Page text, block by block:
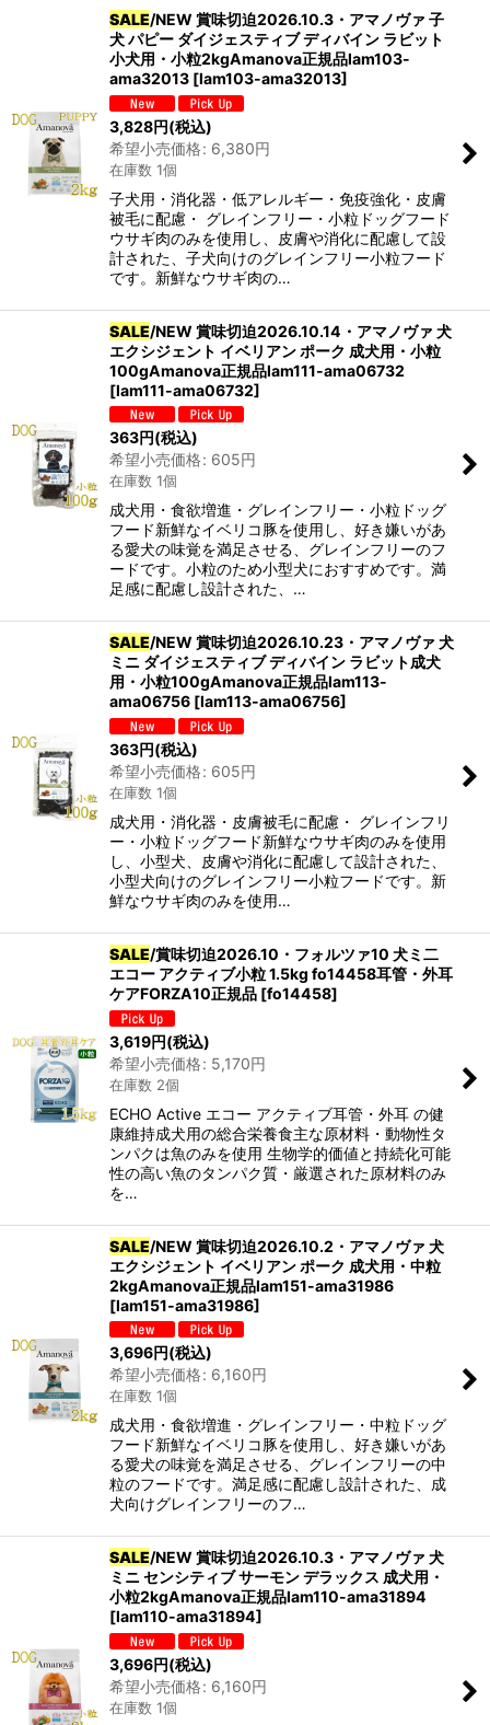
SALE/NEW 賞味切迫2026.10.3・アマノヴァ 子
犬 パピー ダイジェスティブ ディバイン ラビット
小犬用・小粒2kgAmanova正規品lam103-
ama32013 [lam103-ama32013]
3,828円(税込)
希望小売価格: 6,380円
在庫数 1個
子犬用・消化器・低アレルギー・免疫強化・皮膚
被毛に配慮・ グレインフリー・小粒ドッグフード
ウサギ肉のみを使用し、皮膚や消化に配慮して設
計された、子犬向けのグレインフリー小粒フード
です。新鮮なウサギ肉の…
SALE/NEW 賞味切迫2026.10.14・アマノヴァ 犬
エクシジェント イベリアン ポーク 成犬用・小粒
100gAmanova正規品lam111-ama06732
[lam111-ama06732]
363円(税込)
希望小売価格: 605円
在庫数 1個
成犬用・食欲増進・グレインフリー・小粒ドッグ
フード新鮮なイベリコ豚を使用し、好き嫌いがあ
る愛犬の味覚を満足させる、グレインフリーのフ
ードです。小粒のため小型犬におすすめです。満
足感に配慮し設計された、…
SALE/NEW 賞味切迫2026.10.23・アマノヴァ 犬
ミニ ダイジェスティブ ディバイン ラビット成犬
用・小粒100gAmanova正規品lam113-
ama06756 [lam113-ama06756]
363円(税込)
希望小売価格: 605円
在庫数 1個
成犬用・消化器・皮膚被毛に配慮・ グレインフリ
ー・小粒ドッグフード新鮮なウサギ肉のみを使用
し、小型犬、皮膚や消化に配慮して設計された、
小型犬向けのグレインフリー小粒フードです。新
鮮なウサギ肉のみを使用…
SALE/賞味切迫2026.10・フォルツァ10 犬ミ二
エコー アクティブ小粒 1.5kg fo14458耳管・外耳
ケアFORZA10正規品 [fo14458]
3,619円(税込)
希望小売価格: 5,170円
在庫数 2個
ECHO Active エコー アクティブ耳管・外耳 の健
康維持成犬用の総合栄養食主な原材料・動物性タ
ンパクは魚のみを使用 生物学的価値と持続化可能
性の高い魚のタンパク質・厳選された原材料のみ
を…
SALE/NEW 賞味切迫2026.10.2・アマノヴァ 犬
エクシジェント イベリアン ポーク 成犬用・中粒
2kgAmanova正規品lam151-ama31986
[lam151-ama31986]
3,696円(税込)
希望小売価格: 6,160円
在庫数 1個
成犬用・食欲増進・グレインフリー・中粒ドッグ
フード新鮮なイベリコ豚を使用し、好き嫌いがあ
る愛犬の味覚を満足させる、グレインフリーの中
粒のフードです。満足感に配慮し設計された、成
犬向けグレインフリーのフ…
SALE/NEW 賞味切迫2026.10.3・アマノヴァ 犬
ミニ センシティブ サーモン デラックス 成犬用・
小粒2kgAmanova正規品lam110-ama31894
[lam110-ama31894]
3,696円(税込)
希望小売価格: 6,160円
在庫数 1個